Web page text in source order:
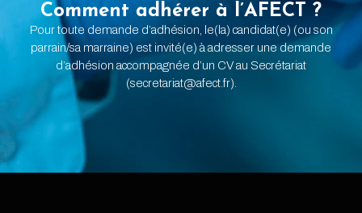
Comment adhérer à l’AFECT ?
Pour toute demande d’adhésion, le(la) candidat(e) (ou son
parrain/sa marraine) est invité(e) à adresser une demande
d’adhésion accompagnée d’un CV au Secrétariat
(secretariat@afect.fr).